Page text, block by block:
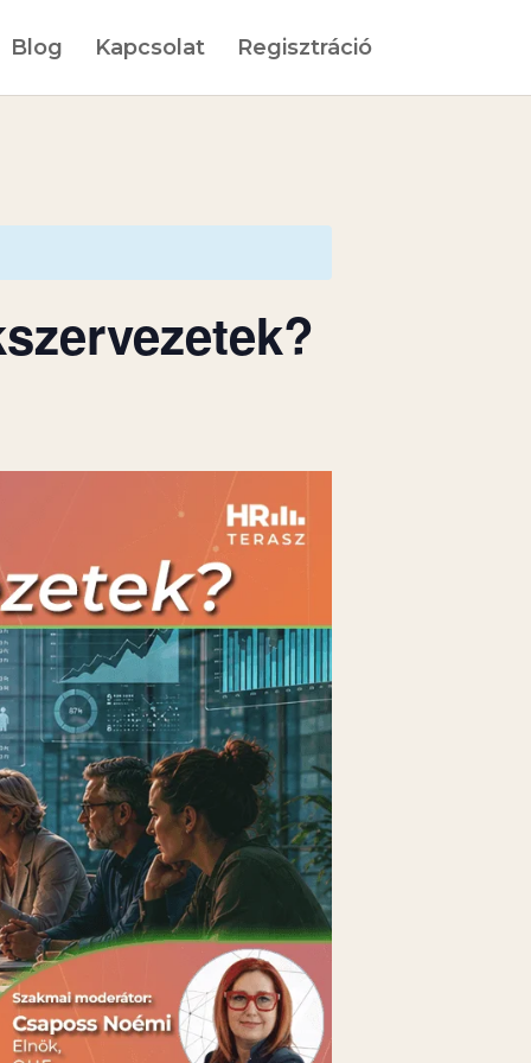
Blog Kapcsolat Regisztráció